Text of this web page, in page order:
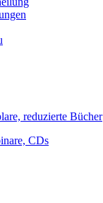
reduzierte Bücher
CDs